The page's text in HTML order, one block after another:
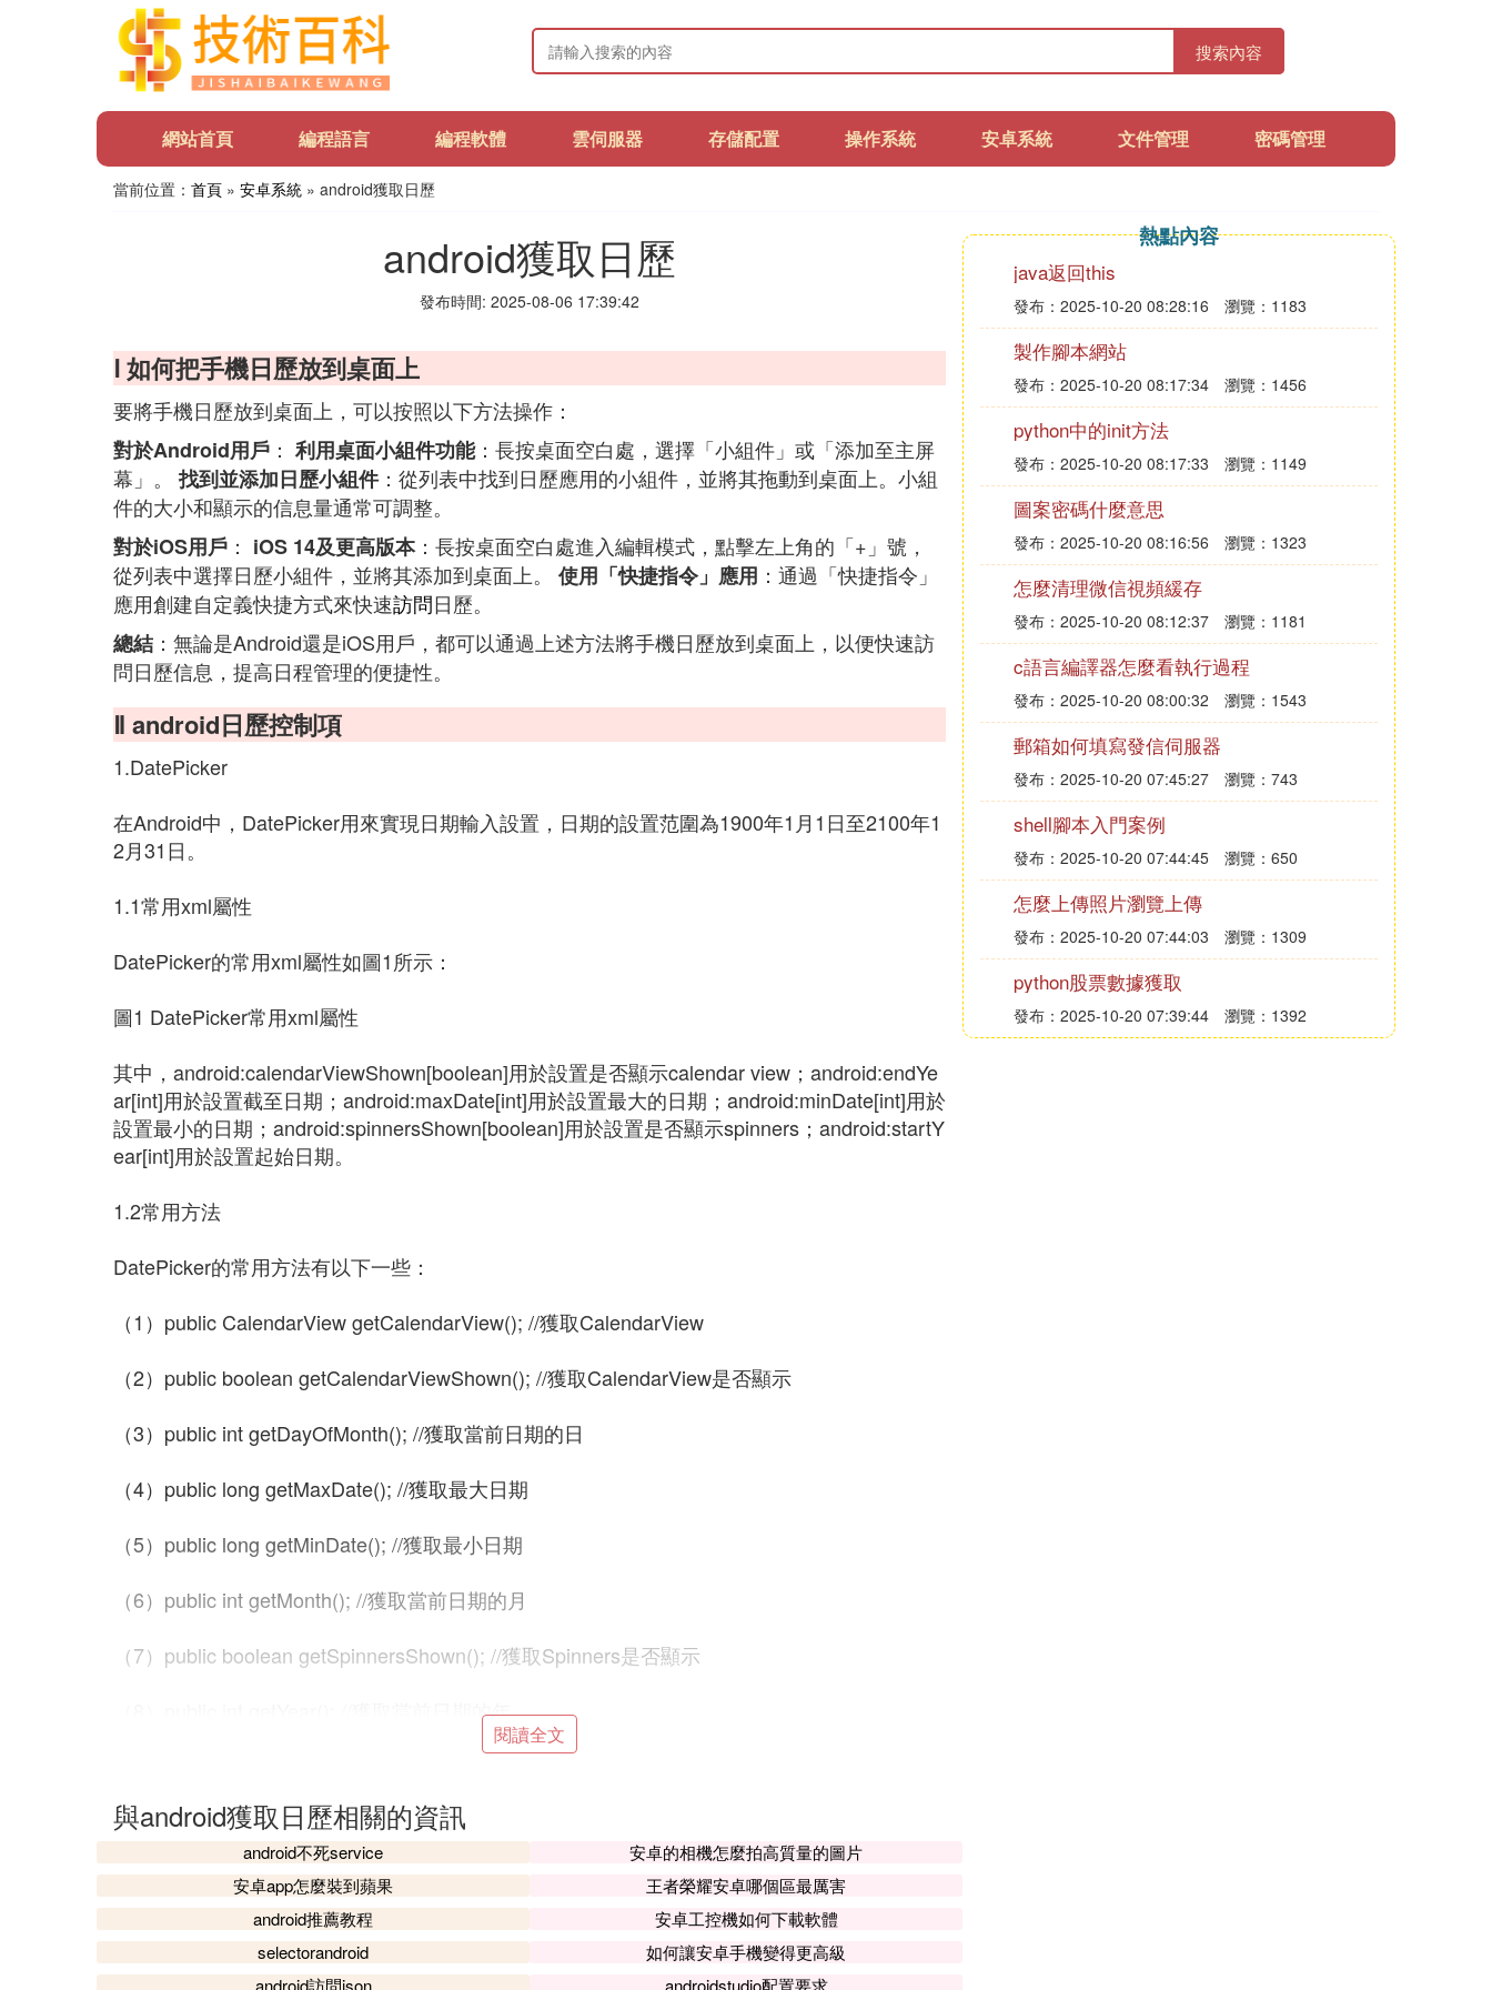
搜索內容
網站首頁 編程語言 編程軟體 雲伺服器 存儲配置 操作系統 安卓系統 文件管理 密碼管理
當前位置： 首頁 » 安卓系統 » android獲取日歷
android獲取日歷
發布時間: 2025-08-06 17:39:42
Ⅰ 如何把手機日歷放到桌面上
要將手機日歷放到桌面上，可以按照以下方法操作：
對於Android用戶 ： 利用桌面小組件功能：長按桌面空白處，選擇「小組件」或「添加至主屏
幕」。 找到並添加日歷小組件：從列表中找到日歷應用的小組件，並將其拖動到桌面上。小組
件的大小和顯示的信息量通常可調整。
對於iOS用戶 ： iOS 14及更高版本：長按桌面空白處進入編輯模式，點擊左上角的「+」號，
從列表中選擇日歷小組件，並將其添加到桌面上。 使用「快捷指令」應用 ：通過「快捷指令」
應用創建自定義快捷方式來快速訪問日歷。
總結 ：無論是Android還是iOS用戶，都可以通過上述方法將手機日歷放到桌面上，以便快速訪
問日歷信息，提高日程管理的便捷性。
Ⅱ android日歷控制項
1.DatePicker
在Android中，DatePicker用來實現日期輸入設置，日期的設置范圍為1900年1月1日至2100年1
2月31日。
1.1常用xml屬性
DatePicker的常用xml屬性如圖1所示：
圖1 DatePicker常用xml屬性
其中，android:calendarViewShown[boolean]用於設置是否顯示calendar view；android:endYe
ar[int]用於設置截至日期；android:maxDate[int]用於設置最大的日期；android:minDate[int]用於
設置最小的日期；android:spinnersShown[boolean]用於設置是否顯示spinners；android:startY
ear[int]用於設置起始日期。
1.2常用方法
DatePicker的常用方法有以下一些：
（1）public CalendarView getCalendarView(); //獲取CalendarView
（2）public boolean getCalendarViewShown(); //獲取CalendarView是否顯示
（3）public int getDayOfMonth(); //獲取當前日期的日
（4）public long getMaxDate(); //獲取最大日期
（5）public long getMinDate(); //獲取最小日期
（6）public int getMonth(); //獲取當前日期的月
（7）public boolean getSpinnersShown(); //獲取Spinners是否顯示
（8）public int getYear(); //獲取當前日期的年
DatePicker.OnDateChangedListener onDateChangedListener); //初始化日期
（10）public void setCalendarViewShown(boolean shown);//設置是否顯示CalendarView
（11）public void setMaxDate(long maxDate); //設置最大日期
閱讀全文
與android獲取日歷相關的資訊
android不死service
安卓的相機怎麼拍高質量的圖片
安卓app怎麼裝到蘋果
王者榮耀安卓哪個區最厲害
android推薦教程
安卓工控機如何下載軟體
selectorandroid
如何讓安卓手機變得更高級
android訪問json
androidstudio配置要求
熱點內容
java返回this
發布：2025-10-20 08:28:16 瀏覽：1183
製作腳本網站
發布：2025-10-20 08:17:34 瀏覽：1456
python中的init方法
發布：2025-10-20 08:17:33 瀏覽：1149
圖案密碼什麼意思
發布：2025-10-20 08:16:56 瀏覽：1323
怎麼清理微信視頻緩存
發布：2025-10-20 08:12:37 瀏覽：1181
c語言編譯器怎麼看執行過程
發布：2025-10-20 08:00:32 瀏覽：1543
郵箱如何填寫發信伺服器
發布：2025-10-20 07:45:27 瀏覽：743
shell腳本入門案例
發布：2025-10-20 07:44:45 瀏覽：650
怎麼上傳照片瀏覽上傳
發布：2025-10-20 07:44:03 瀏覽：1309
python股票數據獲取
發布：2025-10-20 07:39:44 瀏覽：1392